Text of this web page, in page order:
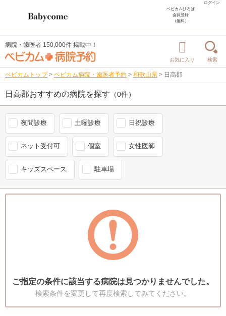
ログイン
ベビカムひろば
会員登録
（無料）
病院・歯医者 150,000件 掲載中！
お気に入り 検索
ベビカムトップ > ベビカム病院・歯医者予約 > 和歌山県 > 日高郡
日高郡おすすめの病院を探す （0件）
夜間診療 土曜診療 日祝診療
ネット受付可 個室 女性医師
キッズスペース 駐車場
ご指定の条件に該当する病院は見つかりませんでした。
検索条件を変更して再度検索してみてください。